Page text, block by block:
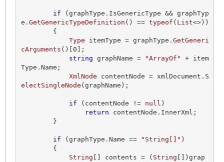
if (graphType. IsGenericType && graphTyp
e. GetGenericTypeDefinition () == typeof ( List<>))
Type itemType = graphType. GetGeneri
cArguments ()[ 0 ];
string graphName = "ArrayOf" + item
Type. Name ;
XmlNode contentNode = xmlDocument. S
electSingleNode (graphName);
if (contentNode != null )
return contentNode. InnerXml ;
if (graphType. Name == "String[]" )
String [] contents = ( String [])grap